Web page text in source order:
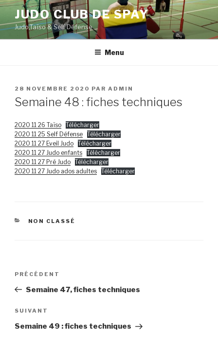
Aller
contenu
principal
JUDO CLUB DE SPAY
Judo,Taïso & Self Défense
Menu
PUBLIÉ
LE
28 NOVEMBRE 2020 PAR ADMIN
Semaine 48 : fiches techniques
2020 11 26 Taïso Télécharger
2020 11 25 Self Défense Télécharger
2020 11 27 Eveil Judo Télécharger
2020 11 27 Judo enfants Télécharger
2020 11 27 Pré Judo Télécharger
2020 11 27 Judo ados adultes Télécharger
CATÉGORIES
NON CLASSÉ
Navigation
l’article
Article
précédent
PRÉCÉDENT
Semaine 47, fiches techniques
Article
suivant
SUIVANT
Semaine 49 : fiches techniques